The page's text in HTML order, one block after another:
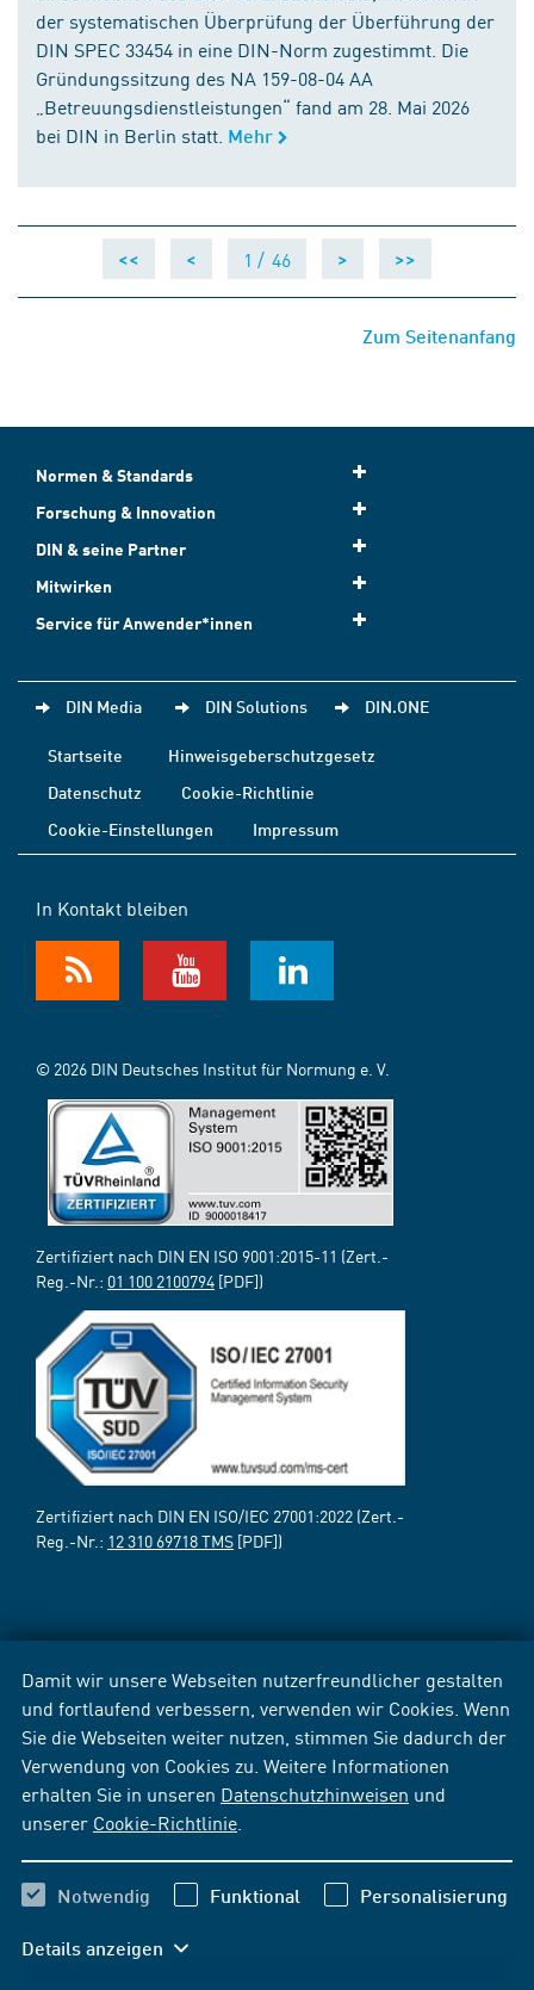
Damit wir unsere Webseiten nutzerfreundlicher gestalten
und fortlaufend verbessern, verwenden wir Cookies. Wenn
Sie die Webseiten weiter nutzen, stimmen Sie dadurch der
Verwendung von Cookies zu. Weitere Informationen
erhalten Sie in unseren Datenschutzhinweisen und
unserer Cookie-Richtlinie
Notwendig Funktional Personalisierung
Details anzeigen
der systematischen Überprüfung der Überführung der
DIN SPEC 33454 in eine DIN-Norm zugestimmt. Die
Gründungssitzung des NA 159-08-04 AA
„Betreuungsdienstleistungen“ fand am 28. Mai 2026
bei DIN in Berlin statt. Mehr
<< < 1 / 46 > >>
Zum Seitenanfang
Normen & Standards
Forschung & Innovation
DIN & seine Partner
Mitwirken
Service für Anwender*innen
DIN Media DIN Solutions DIN.ONE
Startseite
Hinweisgeberschutzgesetz
Datenschutz
Cookie-Richtlinie
Cookie-Einstellungen
Impressum
In Kontakt bleiben
© 2026 DIN Deutsches Institut für Normung e. V.
Zertifiziert nach DIN EN ISO 9001:2015-11 (Zert.-
Reg.-Nr.: 01 100 2100794 [PDF])
Zertifiziert nach DIN EN ISO/IEC 27001:2022 (Zert.-
Reg.-Nr.: 12 310 69718 TMS [PDF])